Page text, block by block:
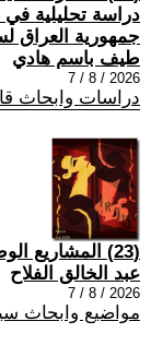
جمهورية العراق لسنة
طيف باسم هادي
2026 / 8 / 7
دراسات وابحاث
(23) المشاريع الوطنية ومظاهر السيادة
عبد الخالق الفلاح
2026 / 8 / 7
مواضيع وابحاث